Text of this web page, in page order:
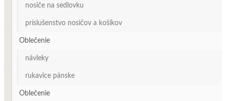
nosiče na sedlovku
príslušenstvo nosičov a košíkov
Oblečenie
návleky
rukavice pánske
Oblečenie